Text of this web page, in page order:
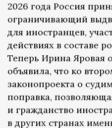
2026 года Россия
ограничивающий
для иностранцев,
действиях в составе
Теперь Ирина Яровая
объявила, что ко
законопроекта о
поправка,
и гражданство
в других странах